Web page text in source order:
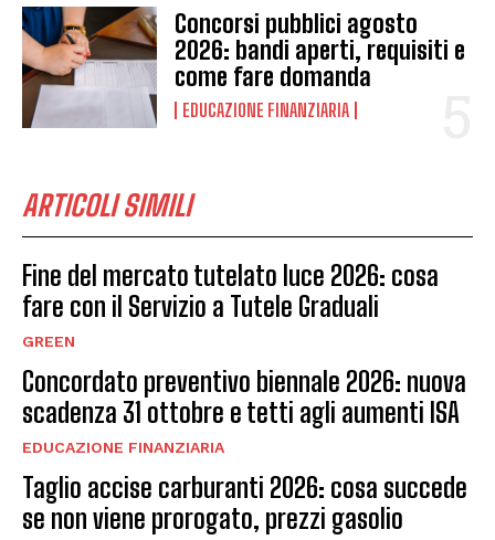
Concorsi pubblici agosto
2026: bandi aperti, requisiti e
come fare domanda
EDUCAZIONE FINANZIARIA
ARTICOLI SIMILI
Fine del mercato tutelato luce 2026: cosa
fare con il Servizio a Tutele Graduali
GREEN
Concordato preventivo biennale 2026: nuova
scadenza 31 ottobre e tetti agli aumenti ISA
EDUCAZIONE FINANZIARIA
Taglio accise carburanti 2026: cosa succede
se non viene prorogato, prezzi gasolio